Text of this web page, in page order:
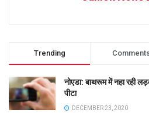
Trending
नोएडा: बाथरूम में नहा रही
पीटा
DECEMBER 23, 2020